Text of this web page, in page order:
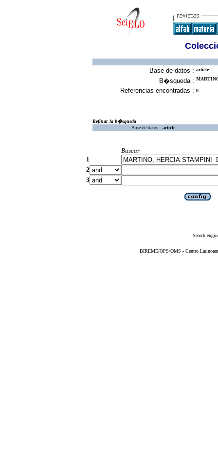
Base de datos : article
B�squeda :
Referencias encontradas : 0
Refinar la b�squeda
Base de datos : article
Buscar
1
2
3
Search
BIREME/OPS/OMS - Centro